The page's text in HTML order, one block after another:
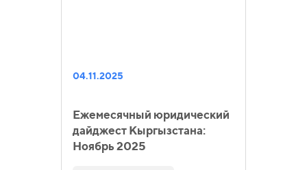
04.11.2025
Ежемесячный юридический
дайджест Кыргызстана:
Ноябрь 2025